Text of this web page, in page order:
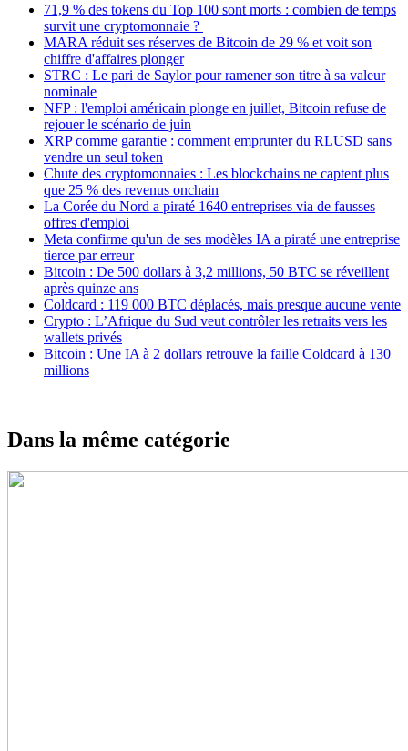
71,9 % des tokens du Top 100 sont morts : combien de temps
survit une cryptomonnaie ?
MARA réduit ses réserves de Bitcoin de 29 % et voit son
chiffre d'affaires plonger
STRC : Le pari de Saylor pour ramener son titre à sa valeur
nominale
NFP : l'emploi américain plonge en juillet, Bitcoin refuse de
rejouer le scénario de juin
XRP comme garantie : comment emprunter du RLUSD sans
vendre un seul token
Chute des cryptomonnaies : Les blockchains ne captent plus
que 25 % des revenus onchain
La Corée du Nord a piraté 1640 entreprises via de fausses
offres d'emploi
Meta confirme qu'un de ses modèles IA a piraté une entreprise
tierce par erreur
Bitcoin : De 500 dollars à 3,2 millions, 50 BTC se réveillent
après quinze ans
Coldcard : 119 000 BTC déplacés, mais presque aucune vente
Crypto : L’Afrique du Sud veut contrôler les retraits vers les
wallets privés
Bitcoin : Une IA à 2 dollars retrouve la faille Coldcard à 130
millions
Dans la même catégorie